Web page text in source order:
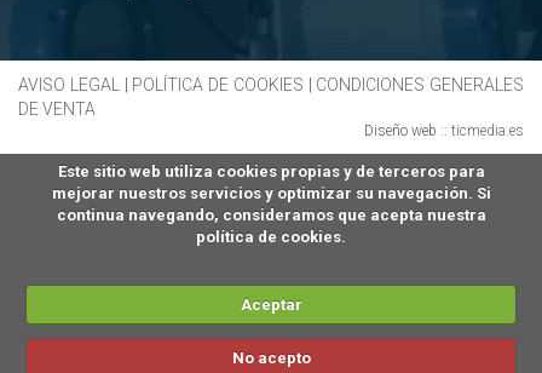
AVISO LEGAL POLÍTICA DE COOKIES
CONDICIONES GENERALES
DE VENTA
Diseño web :: ticmedia.es
Este sitio web utiliza cookies propias y de terceros para
mejorar nuestros servicios y optimizar su navegación. Si
continua navegando, consideramos que acepta nuestra
política de cookies.
Aceptar
No acepto